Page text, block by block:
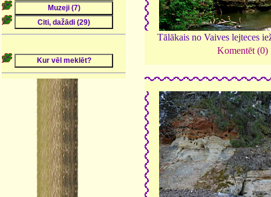
Tālākais no Vaives lejteces
Komentēt (0)